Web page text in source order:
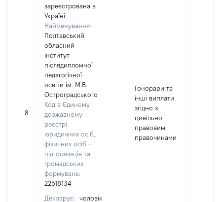
8
зареєстрована в
Україні
Найменування:
Полтавський
обласний
інститут
післядипломної
педагогічної
освіти ім. М.В.
Остроградського
Код в Єдиному
державному
реєстрі
юридичних осіб,
фізичних осіб –
підприємців та
громадських
формувань:
22518134
Декларує:
чоловік
Гонорари та
інші виплати
згідно з
цивільно-
правовим
правочинами